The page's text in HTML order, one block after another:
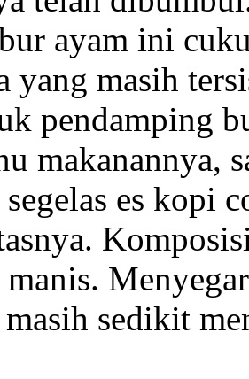
ayam ini
yang masih
pendamping
makanannya,
es kopi
masih sedikit